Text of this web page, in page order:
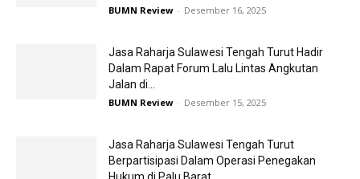
BUMN Review - Desember 16, 2025
Jasa Raharja Sulawesi Tengah Turut Hadir
Dalam Rapat Forum Lalu Lintas Angkutan
Jalan di...
BUMN Review - Desember 15, 2025
Jasa Raharja Sulawesi Tengah Turut
Berpartisipasi Dalam Operasi Penegakan